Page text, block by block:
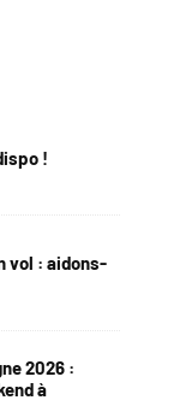
!
vol : aidons-
2026 :
à